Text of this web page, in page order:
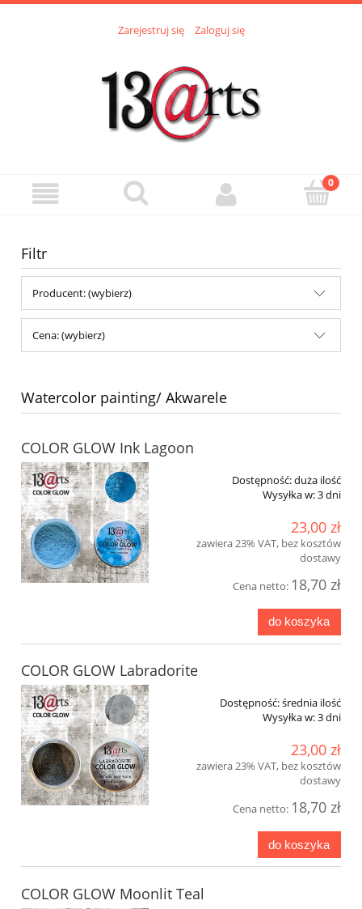
Zarejestruj się Zaloguj się
Filtr
Producent: (wybierz)
Cena: (wybierz)
Watercolor painting/ Akwarele
COLOR GLOW Ink Lagoon
Dostępność:duża ilość
Wysyłka w:3 dni
23,00 zł
zawiera 23% VAT, bez kosztów
dostawy
Cena netto: 18,70 zł
do koszyka
COLOR GLOW Labradorite
Dostępność:średnia ilość
Wysyłka w:3 dni
23,00 zł
zawiera 23% VAT, bez kosztów
dostawy
Cena netto: 18,70 zł
do koszyka
COLOR GLOW Moonlit Teal